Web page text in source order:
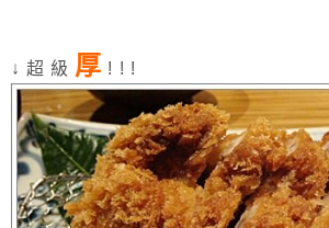
↓ 超 級 厚 ! ! !